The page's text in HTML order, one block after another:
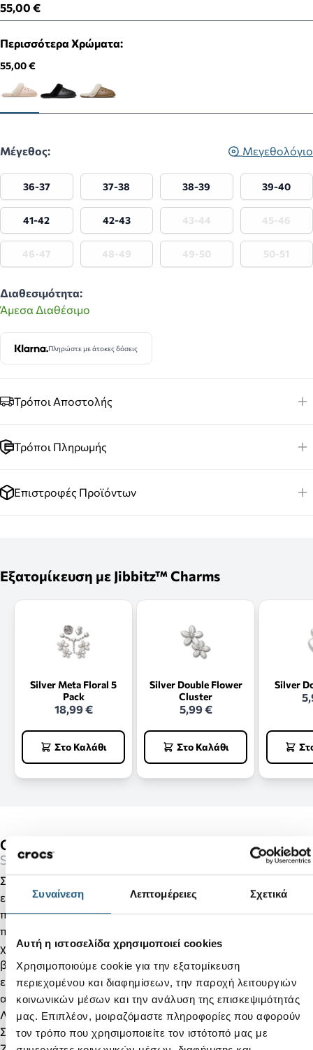
Συναίνεση Λεπτομέρειες Σχετικά
Αυτή η ιστοσελίδα χρησιμοποιεί cookies
Χρησιμοποιούμε cookie για την εξατομίκευση
περιεχομένου και διαφημίσεων, την παροχή λειτουργιών
κοινωνικών μέσων και την ανάλυση της επισκεψιμότητάς
μας. Επιπλέον, μοιραζόμαστε πληροφορίες που αφορούν
τον τρόπο που χρησιμοποιείτε τον ιστότοπό μας με
55,00 €
Περισσότερα Χρώματα:
55,00 €
Μέγεθος: Μεγεθολόγιο
36-37 37-38 38-39 39-40
41-42 42-43 43-44 45-46
46-47 48-49 49-50 50-51
Διαθεσιμότητα:
Άμεσα Διαθέσιμο
Πληρώστε με άτοκες δόσεις
Τρόποι Αποστολής
Τρόποι Πληρωμής
Επιστροφές Προϊόντων
Εξατομίκευση με Jibbitz™ Charms
Silver Meta Floral 5
Pack
18,99 €
Στο Καλάθι
Silver Double Flower
Cluster
5,99 €
Στο Καλάθι
Silver
Classic Fuzz Scuff-Quartz
Slippers
Συνδυάζοντας μίνιμαλ σχεδίαση με ζεστή εσωτερική
επένδυση και χνουδωτό περιλαίμιο, τα νέα Classic Fuzz Scuff
προσφέρουν ευέλικτο στυλ και άνεση σε ένα χαμηλό
προφίλ. Απολαύστε εφαρμογή slim και άνετη, ιδανική για
χαλάρωση στο σπίτι, ενώ η σόλα Croslite™ τα καθιστά
βολικά για χρήση στην πόλη. Επιπλέον, μπορούν να
εξατομικευτούν με Jibbitz™ charms, επιτρέποντάς σας να
αναδείξετε την προσωπικότητά σας.
Λεπτομέρειες προϊόντος:
Στυλάτο σχέδιο με χαμηλό προφίλ